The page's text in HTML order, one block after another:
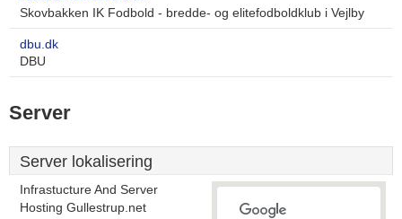
Skovbakken IK Fodbold - bredde- og elitefodboldklub i Vejlby
dbu.dk
DBU
Server
Server lokalisering
Infrastucture And Server
Hosting Gullestrup.net